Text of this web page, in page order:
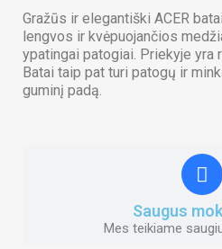
Gražūs ir elegantiški ACER
lengvos ir kvėpuojančios
ypatingai patogiai. Priekyje yra
Batai taip pat turi patogų ir
guminį padą.
Saugus
Mes teikiame